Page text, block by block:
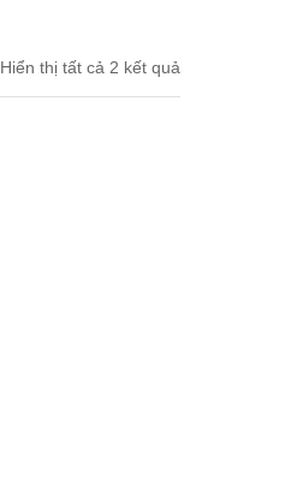
Hiển thị tất cả 2 kết quả